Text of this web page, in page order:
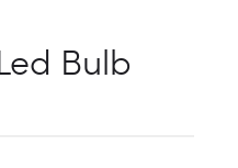
Bulb